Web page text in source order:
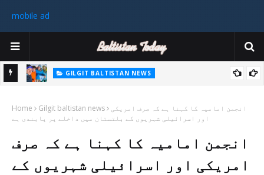
mobile ad
GILGIT BALTISTAN NEWS
میٹر چوٹی سر کیHome Gilgit baltistan news
انجمن امامیہ کا کہنا ہے کہ صرف امریکی
اور اسرائیلی شہریوں کے بلتستان میں داخلے پر پابندی ہے
انجمن امامیہ کا کہنا ہے کہ صرف
امریکی اور اسرائیلی شہریوں کے